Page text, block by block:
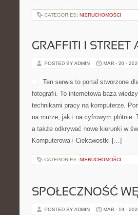
CATEGORIES: NIERUCHOMOŚCI
GRAFFITI I STREET
POSTED BY ADMIN MAR - 20 -
Ten serwis to portal stworzone
fotografii. To internetowa baza
technikami pracy na komputerze.
na murze, jak i na cyfrowym
a także odkrywać nowe kierunki w
Komputerowa i Ciekawostki […]
CATEGORIES: NIERUCHOMOŚCI
SPOŁECZNOŚĆ
POSTED BY ADMIN MAR - 19 -